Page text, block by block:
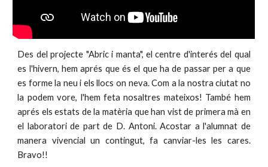
Des del projecte "Abric i manta", el centre d'interés del qual
es l'hivern, hem aprés que és el que ha de passar per a que
es forme la neu i els llocs on neva. Com a la nostra ciutat no
la podem vore, l'hem feta nosaltres mateixos! També hem
aprés els estats de la matèria que han vist de primera mà en
el laboratori de part de D. Antoni. Acostar a l'alumnat de
manera vivencial un contingut, fa canviar-les les cares.
Bravo!!